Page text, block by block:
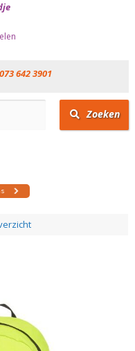
642 3901
Zoeken